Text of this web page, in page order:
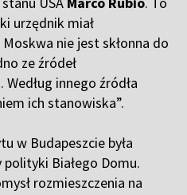
urzędnik miał
nie jest skłonna do
ze źródeł
innego źródła
ich stanowiska”.
w Budapeszcie była
Białego Domu.
rozmieszczenia na